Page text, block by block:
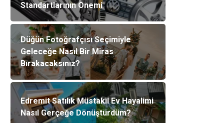
Standartlarının Önemi
Düğün Fotoğrafçısı Seçimiyle
Geleceğe Nasıl Bir Miras
Bırakacaksınız?
Edremit Satılık Müstakil Ev Hayalimi
Nasıl Gerçeğe Dönüştürdüm?